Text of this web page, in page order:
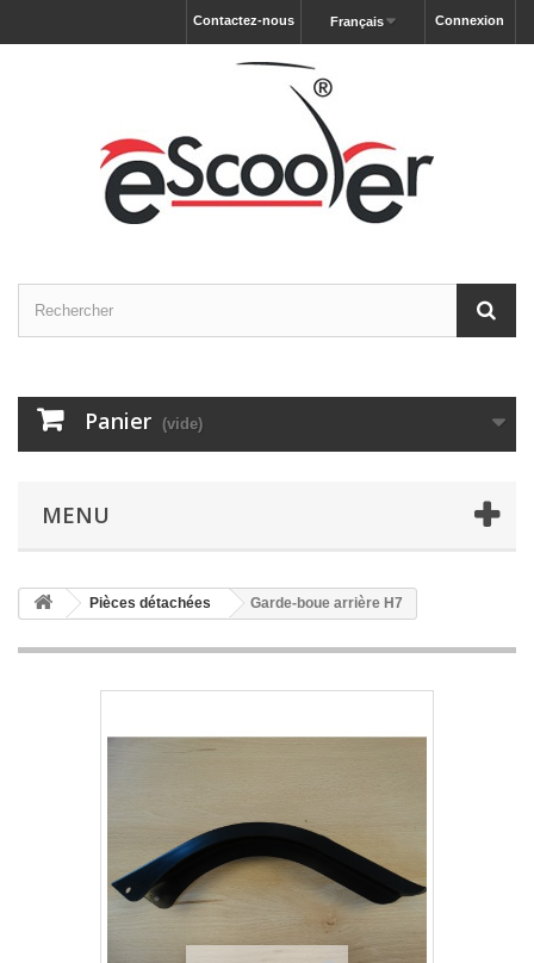
Connexion
Français
Contactez-nous
Panier (vide)
MENU
Pièces détachées Garde-boue arrière H7